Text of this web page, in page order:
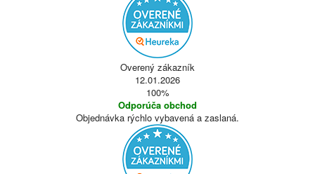
Overený zákazník
12.01.2026
100%
Odporúča obchod
Objednávka rýchlo vybavená a zaslaná.